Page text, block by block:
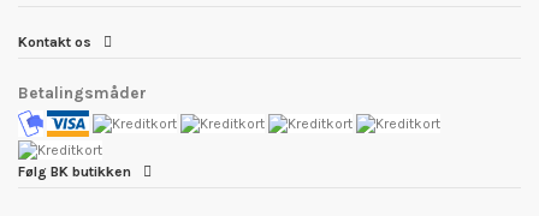
Kontakt os
Betalingsmåder
Følg BK butikken